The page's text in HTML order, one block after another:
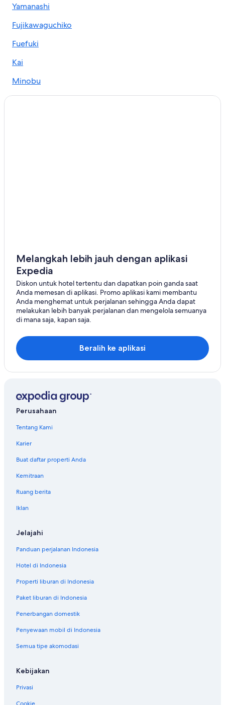
Yamanashi
Fujikawaguchiko
Fuefuki
Kai
Minobu
Hokuto
Melangkah lebih jauh dengan aplikasi
Expedia
Diskon untuk hotel tertentu dan dapatkan poin ganda saat
Anda memesan di aplikasi. Promo aplikasi kami membantu
Anda menghemat untuk perjalanan sehingga Anda dapat
melakukan lebih banyak perjalanan dan mengelola semuanya
di mana saja, kapan saja.
Beralih ke aplikasi
Perusahaan
Tentang Kami
Karier
Buat daftar properti Anda
Kemitraan
Ruang berita
Iklan
Jelajahi
Panduan perjalanan Indonesia
Hotel di Indonesia
Properti liburan di Indonesia
Paket liburan di Indonesia
Penerbangan domestik
Penyewaan mobil di Indonesia
Semua tipe akomodasi
Kebijakan
Privasi